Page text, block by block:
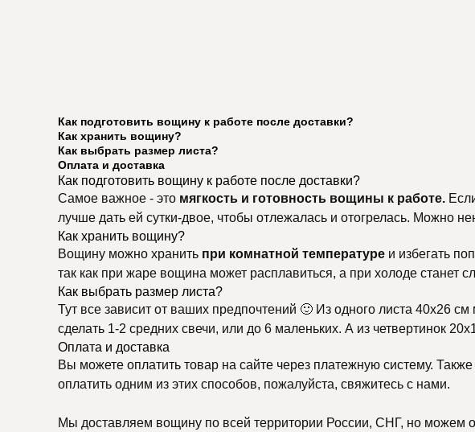
Как подготовить вощину к работе после доставки?
Как хранить вощину?
Как выбрать размер листа?
Оплата и доставка
Как подготовить вощину к работе после доставки?
Самое важное - это мягкость и готовность вощины к работе.
лучше дать ей сутки-двое, чтобы отлежалась и отогрелась. Можно
Как хранить вощину?
Вощину можно хранить при комнатной температуре и избегать
так как при жаре вощина может расплавиться, а при холоде станет
Как выбрать размер листа?
Тут все зависит от ваших предпочтений 🙂 Из одного листа 40х26
сделать 1-2 средних свечи, или до 6 маленьких. А из четвертинок
Оплата и доставка
Вы можете оплатить товар на сайте через платежную систему.
оплатить одним из этих способов, пожалуйста, свяжитесь с нами.
Мы доставляем вощину по всей территории России, СНГ, но можем